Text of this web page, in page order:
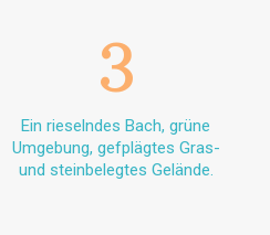
3
Ein rieselndes Bach, grüne
Umgebung, gefplägtes Gras-
und steinbelegtes Gelände.